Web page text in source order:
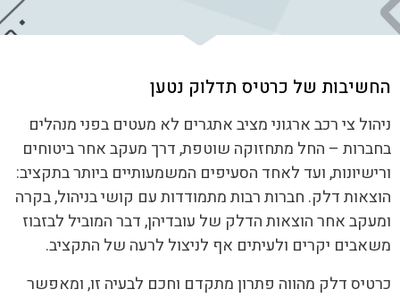
החשיבות של כרטיס תדלוק נטען
ניהול צי רכב ארגוני מציב אתגרים לא מעטים בפני מנהלים
בחברות – החל מתחזוקה שוטפת, דרך מעקב אחר ביטוחים
ורישיונות, ועד לאחד הסעיפים המשמעותיים ביותר בתקציב:
הוצאות דלק. חברות רבות מתמודדות עם קושי בניהול, בקרה
ומעקב אחר הוצאות הדלק של עובדיהן, דבר המוביל לבזבוז
משאבים יקרים ולעיתים אף לניצול לרעה של התקציב.
כרטיס דלק מהווה פתרון מתקדם וחכם לבעיה זו, ומאפשר